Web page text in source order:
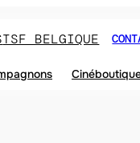
TSF BELGIQUE